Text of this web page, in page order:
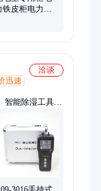
铁皮柜电力安
洽谈
迅速
智能除湿工具
干粉灭火器、
架、装载机电
、混凝土振动
机、洗消剂、